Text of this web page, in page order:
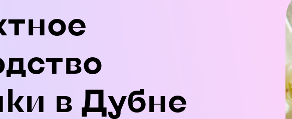
в Дубне